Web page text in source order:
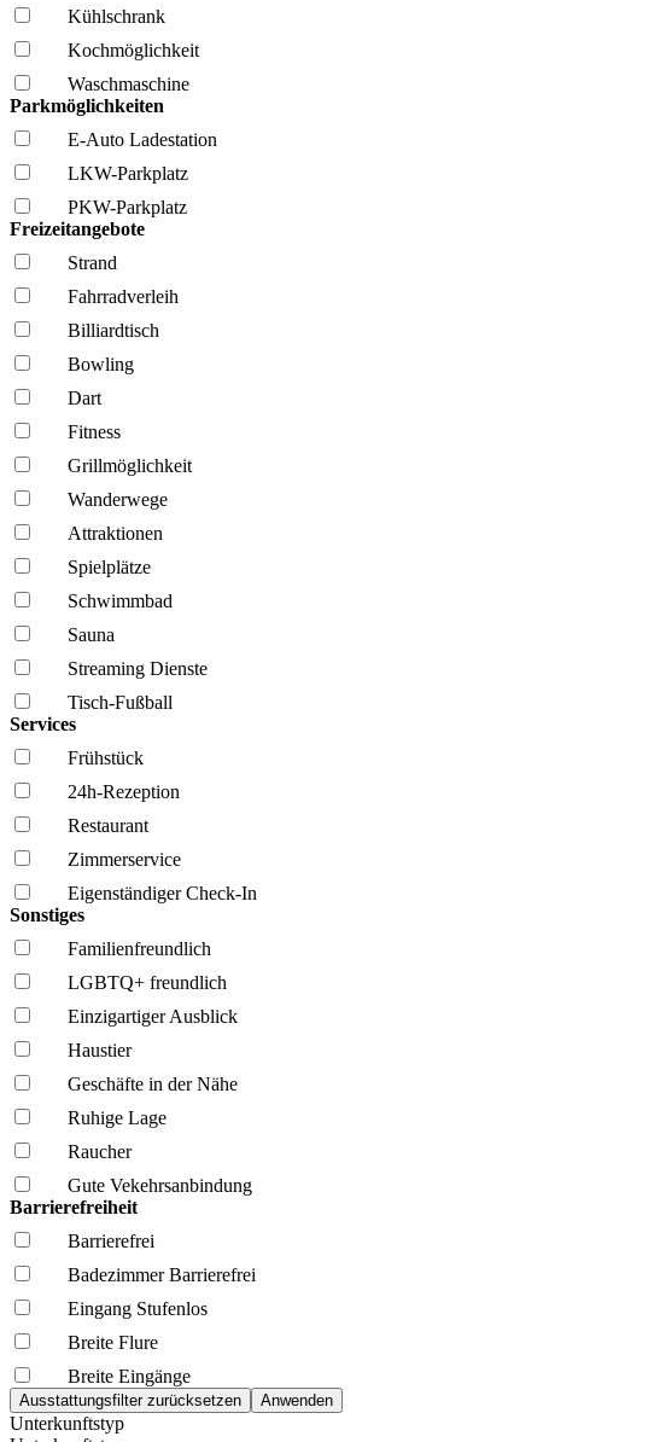
Kühl­schrank
Kochmöglich­keit
Wasch­maschine
Parkmöglichkeiten
E-Auto Ladestation
LKW-Parkplatz
PKW-Parkplatz
Freizeitangebote
Strand
Fahrrad­verleih
Billiardtisch
Bowling
Dart
Fitness
Grillmöglich­keit
Wanderwege
Attraktionen
Spielplätze
Schwimmbad
Sauna
Streaming Dienste
Tisch-Fußball
Services
Frühstück
24h-Rezeption
Restaurant
Zimmerservice
Eigenständiger Check-In
Sonstiges
Familien­freundlich
LGBTQ+ freundlich
Einzigartiger Ausblick
Haustier
Geschäfte in der Nähe
Ruhige Lage
Raucher
Gute Vekehrsanbindung
Barrierefreiheit
Barrierefrei
Badezimmer Barrierefrei
Eingang Stufenlos
Breite Flure
Breite Eingänge
Unterkunftstyp